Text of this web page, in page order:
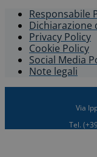
Responsabile
Dichiarazione
Privacy Policy
Cookie Policy
Social Media
Note legali
Via
Tel.